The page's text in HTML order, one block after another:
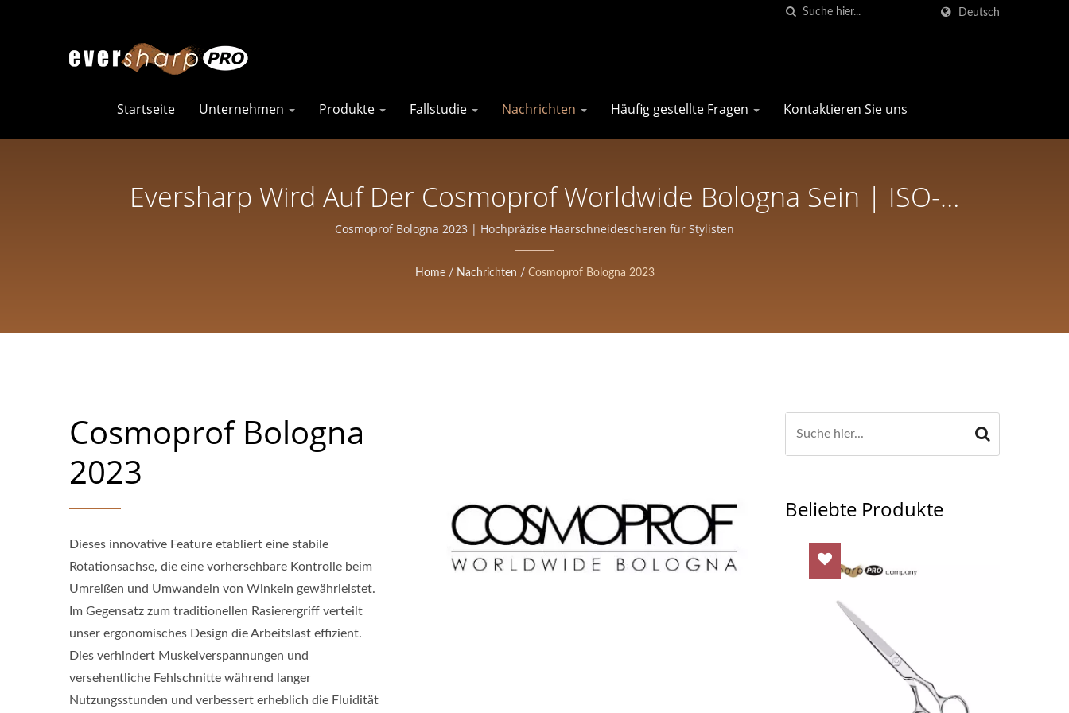
Deutsch
Startseite Unternehmen Produkte Fallstudie Nachrichten Häufig gestellte Fragen Kontaktieren Sie uns
Eversharp Wird Auf Der Cosmoprof Worldwide Bologna Sein | ISO-
Zertifizierter Scherenhersteller In Taiwan | Eversharp Pro Company Für
Professionelle Scheren
Cosmoprof Bologna 2023 | Hochpräzise Haarschneidescheren für Stylisten
Home / Nachrichten / Cosmoprof Bologna 2023
Cosmoprof Bologna
2023
Dieses innovative Feature etabliert eine stabile
Rotationsachse, die eine vorhersehbare Kontrolle beim
Umreißen und Umwandeln von Winkeln gewährleistet.
Im Gegensatz zum traditionellen Rasierergriff verteilt
unser ergonomisches Design die Arbeitslast effizient.
Dies verhindert Muskelverspannungen und
versehentliche Fehlschnitte während langer
Nutzungsstunden und verbessert erheblich die Fluidität
Beliebte Produkte